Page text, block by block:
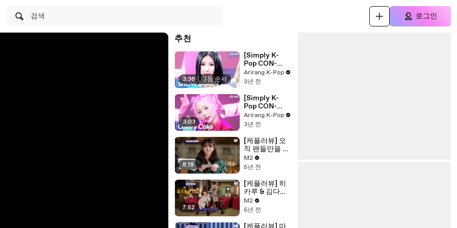
검색 로그인
추천
3:36 | 다음 순서
[Simply K-
Pop CON-
TOUR]
ALICE(앨리
DOWN' _
Ep.565 | [4K]
Arirang K-Pop
3년 전
3:03
[Simply K-
Pop CON-
TOUR]
YEEUN(예은)
Coke' _
Ep.565 | [4K]
Arirang K-Pop
3년 전
8:18
[케플러뷰] 오
직 팬들만을 위
해 쓴 Kep1er의
특별한 편지! |
M2
5년 전
7:52
[케플러뷰] 히
카루 & 김다연
의 축하 무대!
'내가 제일 잘
M2
5년 전